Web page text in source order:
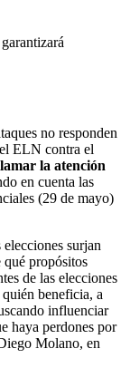
no responden
ELN contra el
la atención
en cuenta las
(29 de mayo)
surjan
qué propósitos
de las elecciones
beneficia, a
influenciar
haya perdones por
Molano, en